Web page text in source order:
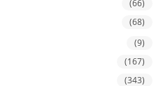
(66)
(68)
(9)
(167)
(343)